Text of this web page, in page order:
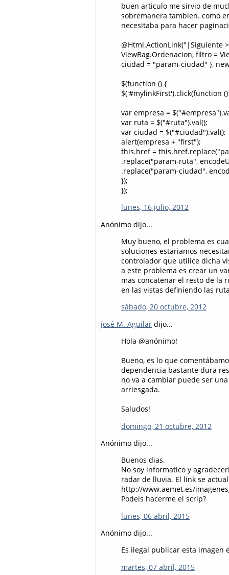
buen articulo me sirvio de
sobremanera tambien. como
necesitaba para hacer
@Html.ActionLink("|Siguiente
ViewBag.Ordenacion, filtro =
ciudad = "param-ciudad" },
$(function () {
$('#mylinkFirst').click(function
var empresa =
var ruta = $("#ruta").val();
var ciudad = $("#ciudad").val();
alert(empresa + "first");
this.href =
.replace("param-ruta",
.replace("param-ciudad",
});
});
lunes, 16 julio, 2012
Anónimo dijo...
Muy bueno, el problema es
soluciones estariamos
controlador que utilice dicha
a este problema es crear un
mas concatenar el resto de la
en las vistas definiendo las
sábado, 20 octubre, 2012
josé M. Aguilar dijo...
Hola @anónimo!
Bueno, es lo que
dependencia bastante dura
no va a cambiar puede ser
arriesgada.
Saludos!
domingo, 21 octubre, 2012
Anónimo dijo...
Buenos dias.
No soy informatico y
radar de lluvia. El link se
http://www.aemet.es/
Podeis hacerme el scrip?
lunes, 06 abril, 2015
Anónimo dijo...
Es ilegal publicar esta imagen
martes, 07 abril, 2015